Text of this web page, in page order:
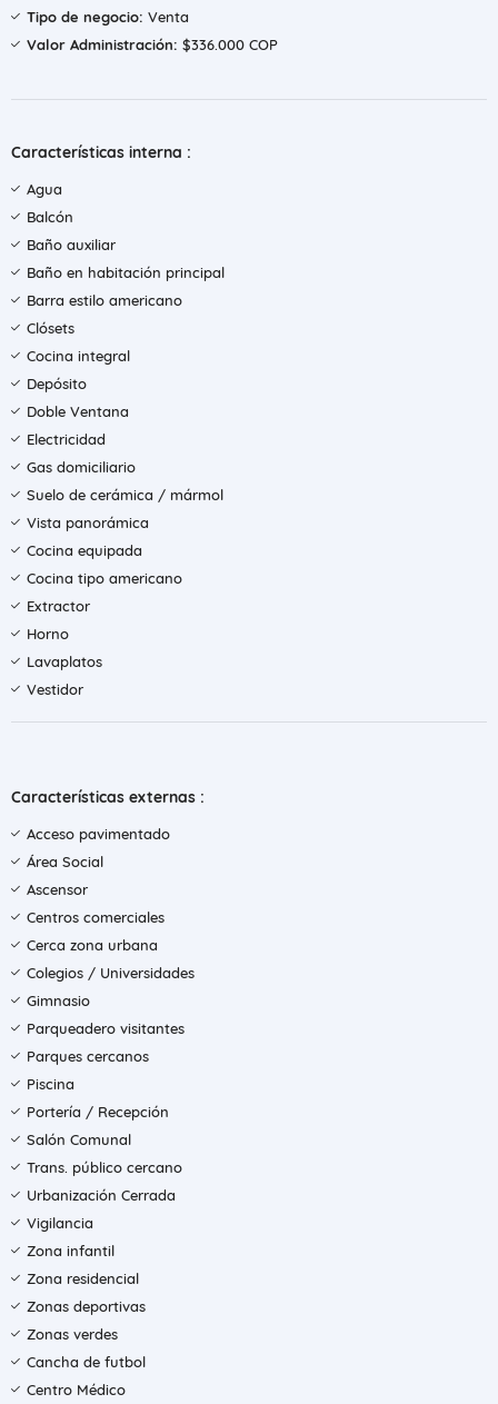
Tipo de negocio: Venta
Valor Administración: $336.000 COP
Características interna :
Agua
Balcón
Baño auxiliar
Baño en habitación principal
Barra estilo americano
Clósets
Cocina integral
Depósito
Doble Ventana
Electricidad
Gas domiciliario
Suelo de cerámica / mármol
Vista panorámica
Cocina equipada
Cocina tipo americano
Extractor
Horno
Lavaplatos
Vestidor
Características externas :
Acceso pavimentado
Área Social
Ascensor
Centros comerciales
Cerca zona urbana
Colegios / Universidades
Gimnasio
Parqueadero visitantes
Parques cercanos
Piscina
Portería / Recepción
Salón Comunal
Trans. público cercano
Urbanización Cerrada
Vigilancia
Zona infantil
Zona residencial
Zonas deportivas
Zonas verdes
Cancha de futbol
Centro Médico